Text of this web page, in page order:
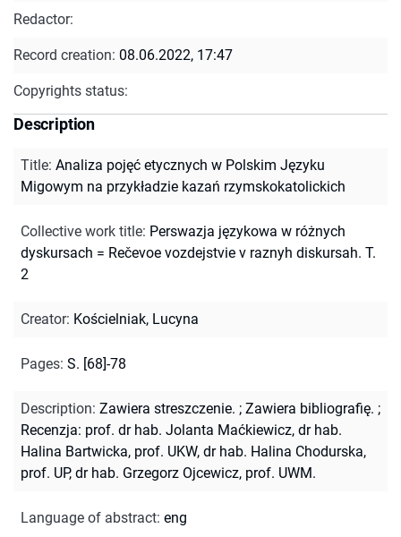
Redactor:
Record creation: 08.06.2022, 17:47
Copyrights status:
Description
Title: Analiza pojęć etycznych w Polskim Języku
Migowym na przykładzie kazań rzymskokatolickich
Collective work title: Perswazja językowa w różnych
dyskursach = Rečevoe vozdejstvie v raznyh diskursah. T.
2
Creator: Kościelniak, Lucyna
Pages: S. [68]-78
Description: Zawiera streszczenie. ; Zawiera bibliografię. ;
Recenzja: prof. dr hab. Jolanta Maćkiewicz, dr hab.
Halina Bartwicka, prof. UKW, dr hab. Halina Chodurska,
prof. UP, dr hab. Grzegorz Ojcewicz, prof. UWM.
Language of abstract: eng